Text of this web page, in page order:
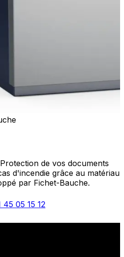
de vos documents
d'incendie grâce au matériau
par Fichet-Bauche.
45 05 15 12